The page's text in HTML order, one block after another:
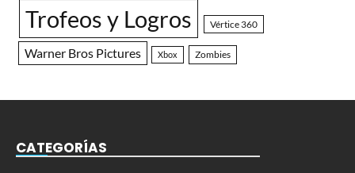
Trofeos y Logros Vértice 360
Warner Bros Pictures Xbox Zombies
CATEGORÍAS